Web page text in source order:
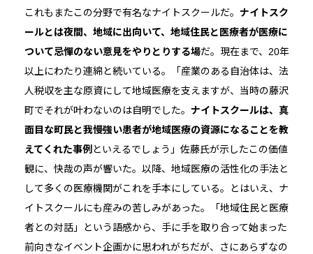
これもまたこの分野で有名なナイトスクールだ。 ナイトスク
ールとは夜間、地域に出向いて、地域住民と医療者が医療に
ついて忌憚のない意見をやりとりする場だ。現在まで、20年
以上にわたり連綿と続いている。「産業のある自治体は、法
人税収を主な原資にして地域医療を支えますが、当時の藤沢
町でそれが叶わないのは自明でした。 ナイトスクールは、真
面目な町民と我慢強い患者が地域医療の資源になることを教
えてくれた事例 といえるでしょう」佐藤氏が示したこの価値
観に、快哉の声が響いた。以降、地域医療の活性化の手法と
して多くの医療機関がこれを手本にしている。とはいえ、ナ
イトスクールにも産みの苦しみがあった。「地域住民と医療
者との対話」という語感から、手に手を取り合って始まった
前向きなイベント企画かに思われがちだが、さにあらずなの